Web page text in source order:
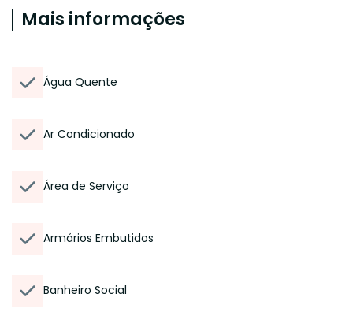
Mais informações
Água Quente
Ar Condicionado
Área de Serviço
Armários Embutidos
Banheiro Social